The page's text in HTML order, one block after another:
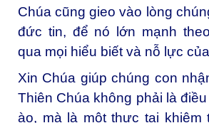
Chúa cũng gieo vào lòng
đức tin, để nó lớn mạnh
qua mọi hiểu biết và nỗ lực
Xin Chúa giúp chúng con
Thiên Chúa không phải là
ào, mà là một thực tại khiêm